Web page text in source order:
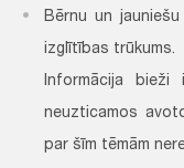
Bērnu un
izglītības trūkums.
Informācija bieži
neuzticamos
par šīm tēmām